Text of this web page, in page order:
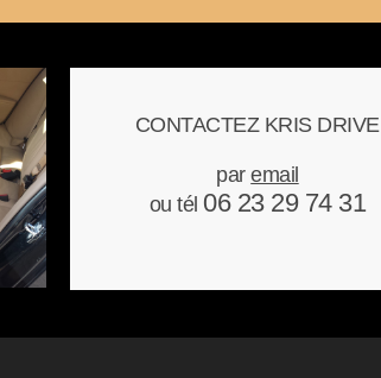
CONTACTEZ KRIS DRIVE
paremail
ou tél 06 23 29 74 31